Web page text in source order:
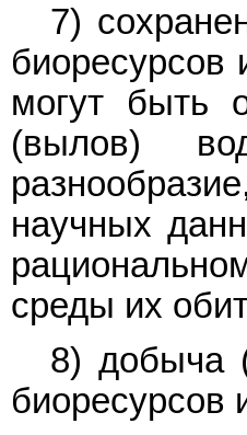
7)
биоресурсов
могут быть
(вылов)
научных
среды их
8) добыча
биоресурсов